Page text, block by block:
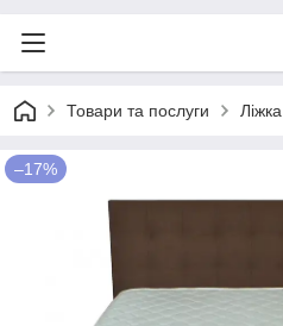
Товари та послуги Ліжка
–17%